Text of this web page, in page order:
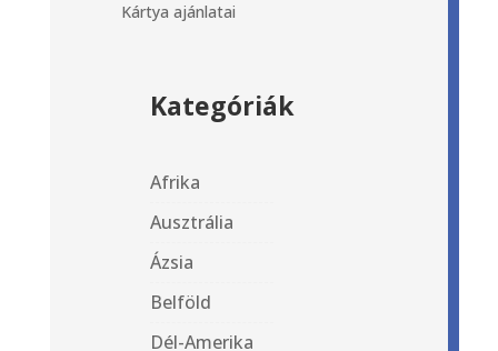
Kártya ajánlatai
Kategóriák
Afrika
Ausztrália
Ázsia
Belföld
Dél-Amerika